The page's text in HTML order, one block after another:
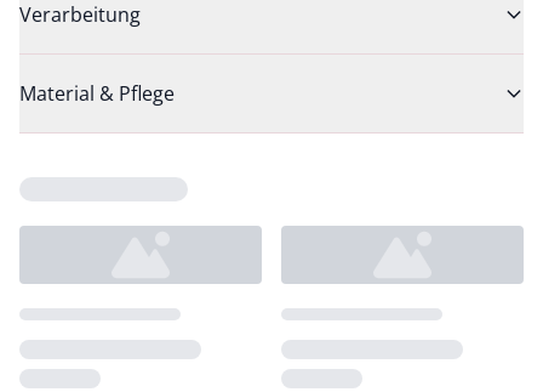
Verarbeitung
Material & Pflege